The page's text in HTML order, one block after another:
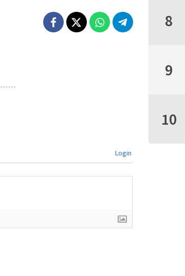
Login
8
9
10